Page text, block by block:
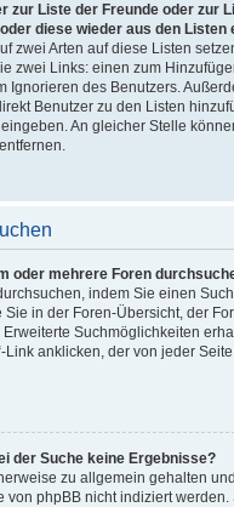
zur Liste der Freunde oder zur
diese wieder aus den Listen
zwei Arten auf diese Listen
zwei Links: einen zum
Ignorieren des Benutzers.
Benutzer zu den Listen
An gleicher Stelle
oder mehrere Foren
indem Sie einen
in der Foren-Übersicht, der
Suchmöglichkeiten
Link anklicken, der von jeder
der Suche keine Ergebnisse?
zu allgemein gehalten
von phpBB nicht indiziert werden.